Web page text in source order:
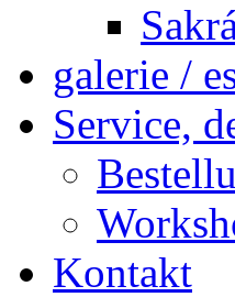
galerie /
Service,
Kontakt